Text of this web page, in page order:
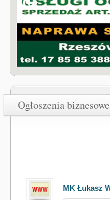
Ogłoszenia
MK Łukasz